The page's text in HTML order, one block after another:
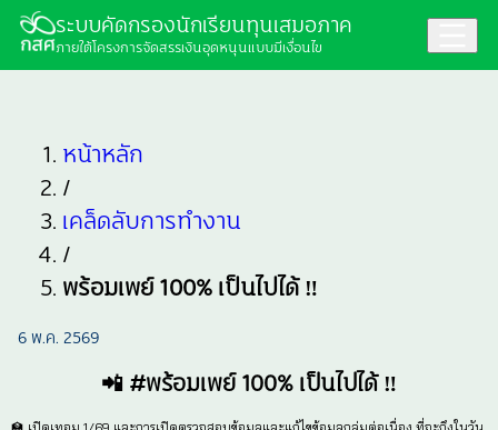
ระบบคัดกรองนักเรียนทุนเสมอภาค
ภายใต้โครงการจัดสรรเงินอุดหนุนแบบมีเงื่อนไข
หน้าหลัก
/
เคล็ดลับการทำงาน
/
พร้อมเพย์ 100% เป็นไปได้ ‼️
6 พ.ค. 2569